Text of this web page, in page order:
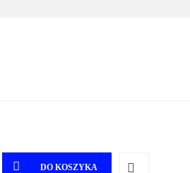
DO KOSZYKA